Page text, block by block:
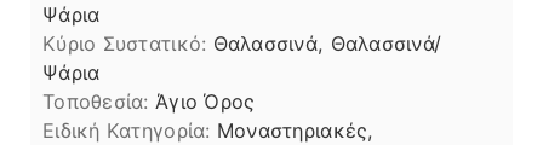
Ψάρια
Kύριο Συστατικό: Θαλασσινά, Θαλασσινά/
Ψάρια
Τοποθεσία: Άγιο Όρος
Ειδική Κατηγορία: Μοναστηριακές,